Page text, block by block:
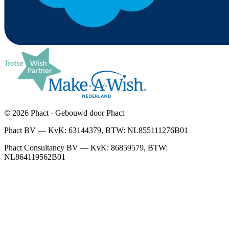
© 2026 Phact · Gebouwd door Phact
Phact BV — KvK: 63144379, BTW: NL855111276B01
Phact Consultancy BV — KvK: 86859579, BTW:
NL864119562B01